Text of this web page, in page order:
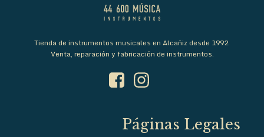
Tienda de instrumentos musicales en Alcañiz desde 1992.
Venta, reparación y fabricación de instrumentos.
Páginas Legales